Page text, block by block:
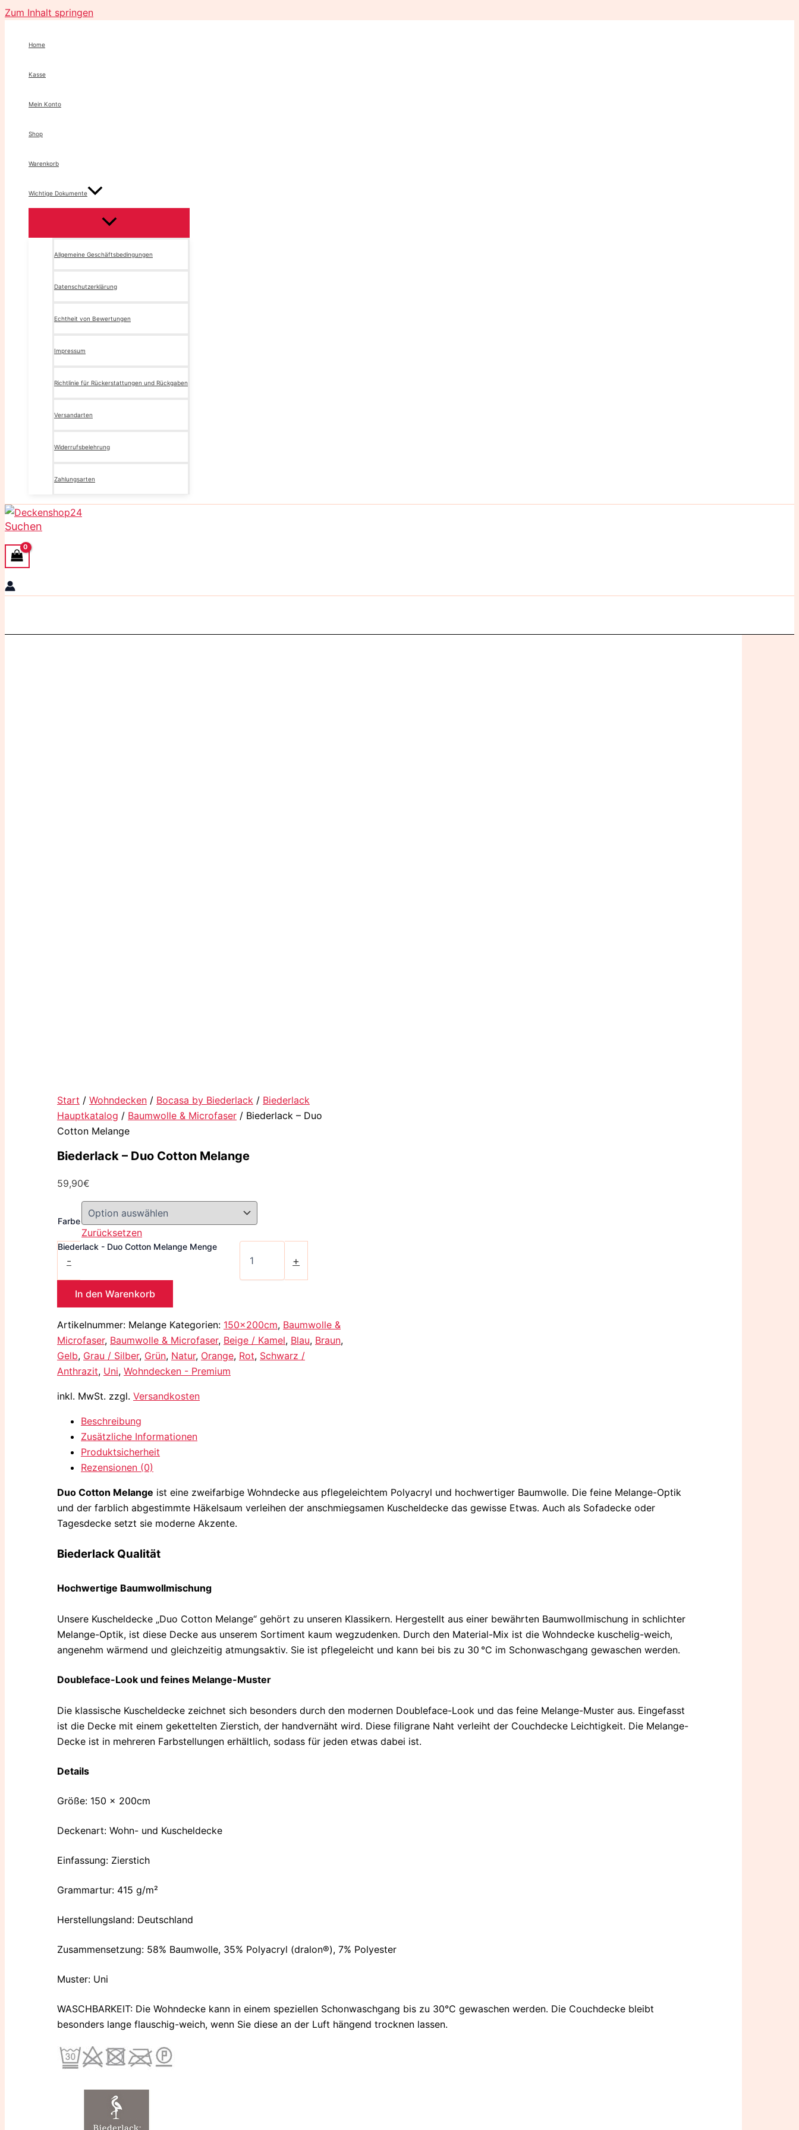
Zum Inhalt springen
Home
Kasse
Mein Konto
Shop
Warenkorb
Wichtige Dokumente
Allgemeine Geschäftsbedingungen
Datenschutzerklärung
Echtheit von Bewertungen
Impressum
Richtlinie für Rückerstattungen und Rückgaben
Versandarten
Widerrufsbelehrung
Zahlungsarten
Suchen
Start / Wohndecken / Bocasa by Biederlack / Biederlack
Hauptkatalog / Baumwolle & Microfaser / Biederlack – Duo
Cotton Melange
Biederlack – Duo Cotton Melange
59,90€
Farbe
Zurücksetzen
-
Biederlack - Duo Cotton Melange Menge
+
In den Warenkorb
Artikelnummer: Melange Kategorien: 150x200cm, Baumwolle &
Microfaser, Baumwolle & Microfaser, Beige / Kamel, Blau, Braun,
Gelb, Grau / Silber, Grün, Natur, Orange, Rot, Schwarz /
Anthrazit, Uni, Wohndecken - Premium
inkl. MwSt. zzgl. Versandkosten
Beschreibung
Zusätzliche Informationen
Produktsicherheit
Rezensionen (0)
Duo Cotton Melange ist eine zweifarbige Wohndecke aus pflegeleichtem Polyacryl und hochwertiger Baumwolle. Die feine Melange-Optik
und der farblich abgestimmte Häkelsaum verleihen der anschmiegsamen Kuscheldecke das gewisse Etwas. Auch als Sofadecke oder
Tagesdecke setzt sie moderne Akzente.
Biederlack Qualität
Hochwertige Baumwollmischung
Unsere Kuscheldecke „Duo Cotton Melange“ gehört zu unseren Klassikern. Hergestellt aus einer bewährten Baumwollmischung in schlichter
Melange-Optik, ist diese Decke aus unserem Sortiment kaum wegzudenken. Durch den Material-Mix ist die Wohndecke kuschelig-weich,
angenehm wärmend und gleichzeitig atmungsaktiv. Sie ist pflegeleicht und kann bei bis zu 30 °C im Schonwaschgang gewaschen werden.
Doubleface-Look und feines Melange-Muster
Die klassische Kuscheldecke zeichnet sich besonders durch den modernen Doubleface-Look und das feine Melange-Muster aus. Eingefasst
ist die Decke mit einem gekettelten Zierstich, der handvernäht wird. Diese filigrane Naht verleiht der Couchdecke Leichtigkeit. Die Melange-
Decke ist in mehreren Farbstellungen erhältlich, sodass für jeden etwas dabei ist.
Details
Größe: 150 x 200cm
Deckenart: Wohn- und Kuscheldecke
Einfassung: Zierstich
Grammartur: 415 g/m²
Herstellungsland: Deutschland
Zusammensetzung: 58% Baumwolle, 35% Polyacryl (dralon®), 7% Polyester
Muster: Uni
WASCHBARKEIT: Die Wohndecke kann in einem speziellen Schonwaschgang bis zu 30°C gewaschen werden. Die Couchdecke bleibt
besonders lange flauschig-weich, wenn Sie diese an der Luft hängend trocknen lassen.